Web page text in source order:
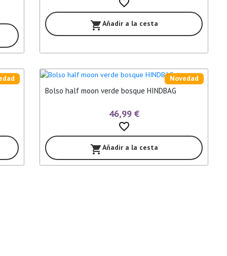
shopping_cartAñadir a la cesta
Bolso half moon verde bosque HINDBAG
Novedad
46,99 €
favorite_border
shopping_cartAñadir a la cesta